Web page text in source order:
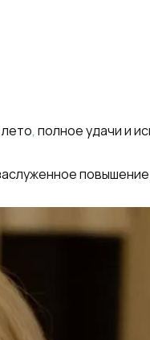
, полное удачи и